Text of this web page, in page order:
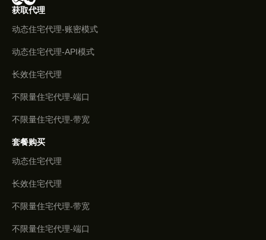
获取代理
动态住宅代理-账密模式
动态住宅代理-API模式
长效住宅代理
不限量住宅代理-端口
不限量住宅代理-带宽
套餐购买
动态住宅代理
长效住宅代理
不限量住宅代理-带宽
不限量住宅代理-端口